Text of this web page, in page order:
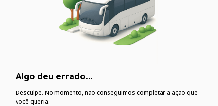
Algo deu errado...
Desculpe. No momento, não conseguimos completar a ação que
você queria.